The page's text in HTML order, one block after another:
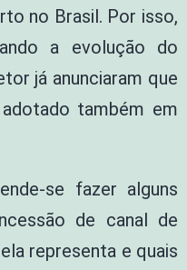
no Brasil. Por isso,
a evolução do
já anunciaram que
também em
se fazer alguns
de canal de
representa e quais